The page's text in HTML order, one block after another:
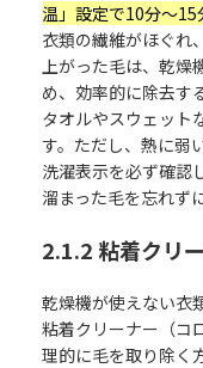
温」設定で10分〜15
衣類の繊維がほぐれ
上がった毛は、乾燥
め、効率的に除去す
タオルやスウェット
す。ただし、熱に弱
洗濯表示を必ず確認
溜まった毛を忘れず
2.1.2 粘着クリ
乾燥機が使えない衣
粘着クリーナー（コ
理的に毛を取り除く